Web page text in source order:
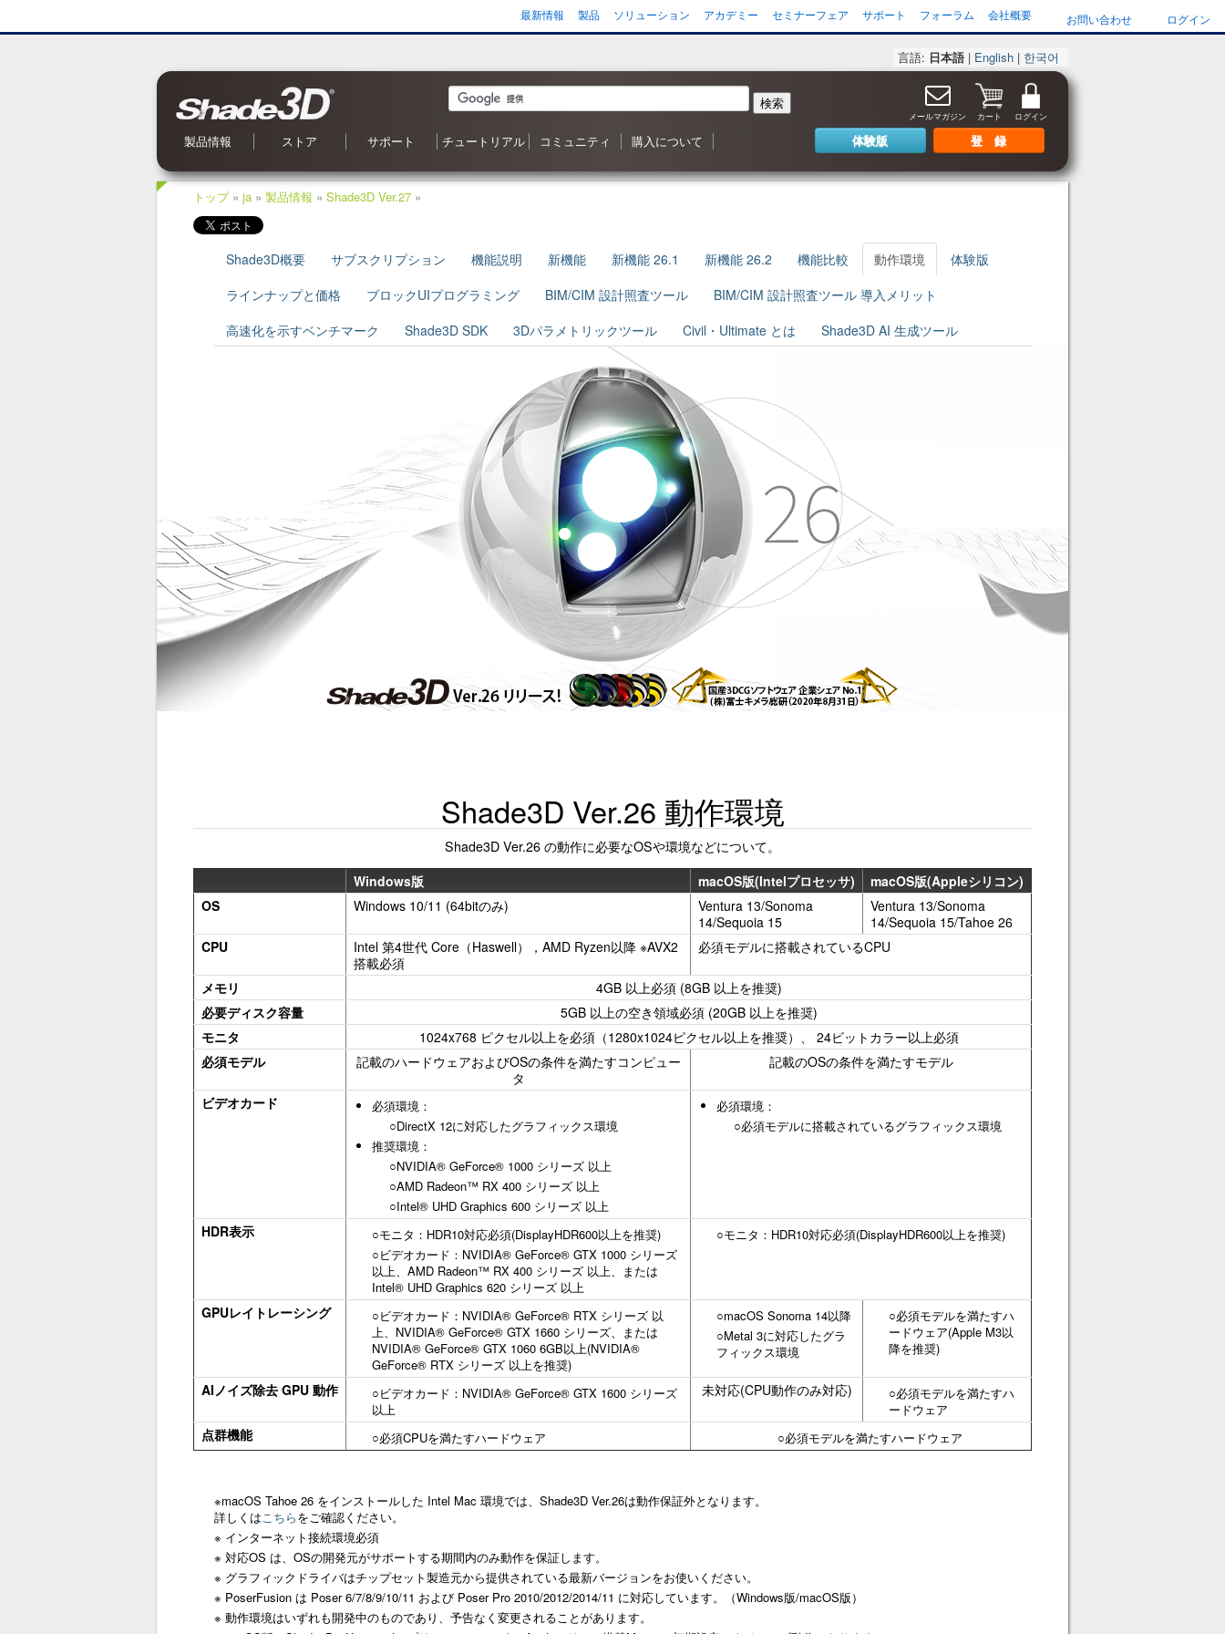
最新情報 製品 ソリューション アカデミー セミナーフェア サポート フォーラム 会社概要 お問い合わせ ログイン
言語: 日本語| English | 한국어
検索
製品情報
Shade3D Ver.27
CG入力支援サービス
BIM/CIM 設計照査ツール
ブロックUIプログラミングツール
3Dパラメトリックツール
Civil・Ultimate とは
Shade3D SDK
Shade3D AI 生成ツール
Shade3D Shapeasy
マジカルスケッチ 3D
Shade3D 公式ガイドブック
Shade3D 検定ガイドブック
Shade3D Panorama View
Shade3D 実用3Dデータ集 森シリーズ
ストア
オンラインストア
ご利用案内
マーケットプレイス
特集記事
Shade3D 実用3Dデータ集 森シリーズ
サポート
お問い合わせ
OS 別対応状況
よくあるご質問（FAQ）
オンラインヘルプ
アップデータ
メールマガジン
Shade3D ナレッジベースへようこそ
チュートリアル
目次
Shade3D 操作ガイダンス
Shade3D の使い方
カスタマイズはいかがですか？
シャーロットのチュートリアル
ビデオチュートリアル
ポリゴンメッシュでキャラクタを作成
アニメーション事始め
チャレンジ！3D
Adobe製品と連携！
書籍リスト
コミュニティ
Shade3D フォーラム
事例紹介・インタビュー
特集・コンテスト
ギャラリー
購入について
Shade3D 製品のご購入について
Shapeasy の購入
マジカルスケッチ 3D の購入
体験版 登 録
ログイン
カート
メールマガジン
トップ» ja » 製品情報 » Shade3D Ver.27 »
Shade3D概要 サブスクリプション 機能説明 新機能 新機能 26.1 新機能 26.2 機能比較 動作環境
体験版
ラインナップと価格
ブロックUIプログラミング BIM/CIM 設計照査ツール
BIM/CIM 設計照査ツール 導入メリット
高速化を示すベンチマーク
Shade3D SDK 3Dパラメトリックツール Civil・Ultimate とは Shade3D AI 生成ツール
Shade3D Ver.26 動作環境
Shade3D Ver.26 の動作に必要なOSや環境などについて。
Windows版
macOS版(Intelプロセッサ)
macOS版(Appleシリコン)
OS
Windows 10/11 (64bitのみ)
Ventura 13/Sonoma
14/Sequoia 15
Ventura 13/Sonoma
14/Sequoia 15/Tahoe 26
CPU
Intel 第4世代 Core（Haswell），AMD Ryzen以降 ※AVX2
搭載必須
必須モデルに搭載されているCPU
メモリ
4GB 以上必須 (8GB 以上を推奨)
必要ディスク容量
5GB 以上の空き領域必須 (20GB 以上を推奨)
モニタ
1024x768 ピクセル以上を必須（1280x1024ピクセル以上を推奨）、 24ビットカラー以上必須
必須モデル
記載のハードウェアおよびOSの条件を満たすコンピュー
タ
記載のOSの条件を満たすモデル
ビデオカード
必須環境：
○DirectX 12に対応したグラフィックス環境
推奨環境：
○NVIDIA® GeForce® 1000 シリーズ 以上
○AMD Radeon™ RX 400 シリーズ 以上
○Intel® UHD Graphics 600 シリーズ 以上
必須環境：
○必須モデルに搭載されているグラフィックス環境
HDR表示
○モニタ：HDR10対応必須(DisplayHDR600以上を推奨)
○ビデオカード：NVIDIA® GeForce® GTX 1000 シリーズ
以上、AMD Radeon™ RX 400 シリーズ 以上、または
Intel® UHD Graphics 620 シリーズ 以上
○モニタ：HDR10対応必須(DisplayHDR600以上を推奨)
GPUレイトレーシング
○ビデオカード：NVIDIA® GeForce® RTX シリーズ 以
上、NVIDIA® GeForce® GTX 1660 シリーズ、または
NVIDIA® GeForce® GTX 1060 6GB以上(NVIDIA®
GeForce® RTX シリーズ 以上を推奨)
○macOS Sonoma 14以降
○Metal 3に対応したグラ
フィックス環境
○必須モデルを満たすハ
ードウェア(Apple M3以
降を推奨)
AIノイズ除去 GPU 動作
○ビデオカード：NVIDIA® GeForce® GTX 1600 シリーズ
以上
未対応(CPU動作のみ対応)
○必須モデルを満たすハ
ードウェア
点群機能 ○必須CPUを満たすハードウェア ○必須モデルを満たすハードウェア
※macOS Tahoe 26 をインストールした Intel Mac 環境では、Shade3D Ver.26は動作保証外となります。
詳しくはこちらをご確認ください。
※ インターネット接続環境必須
※ 対応OS は、OSの開発元がサポートする期間内のみ動作を保証します。
※ グラフィックドライバはチップセット製造元から提供されている最新バージョンをお使いください。
※ PoserFusion は Poser 6/7/8/9/10/11 および Poser Pro 2010/2012/2014/11 に対応しています。（Windows版/macOS版）
※ 動作環境はいずれも開発中のものであり、予告なく変更されることがあります。